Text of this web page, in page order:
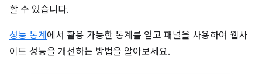
할 수 있습니다.
성능 통계 에서 활용 가능한 통계를 얻고 패널을 사용하여 웹사
이트 성능을 개선하는 방법을 알아보세요.